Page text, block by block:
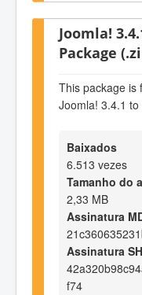
Joomla!
Package
This package is
Joomla! 3.4.1 to
Baixados
6.513 vezes
Tamanho do
2,33 MB
Assinatura
Assinatura
f74